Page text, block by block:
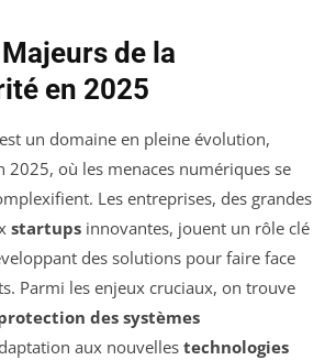
de la
en 2025
est un domaine en pleine évolution,
2025, où les menaces numériques se
Les entreprises, des grandes
startups innovantes, jouent un rôle clé
des solutions pour faire face
Parmi les enjeux cruciaux, on trouve
des systèmes
aux nouvellestechnologies